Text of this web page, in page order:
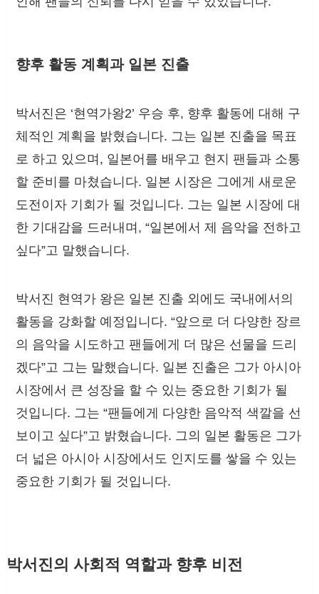
향후 활동 계획과 일본 진출
박서진은 ‘현역가왕2’ 우승 후, 향후 활동에 대해 구
체적인 계획을 밝혔습니다. 그는 일본 진출을 목표
로 하고 있으며, 일본어를 배우고 현지 팬들과 소통
할 준비를 마쳤습니다. 일본 시장은 그에게 새로운
도전이자 기회가 될 것입니다. 그는 일본 시장에 대
한 기대감을 드러내며, “일본에서 제 음악을 전하고
싶다”고 말했습니다.
박서진 현역가 왕은 일본 진출 외에도 국내에서의
활동을 강화할 예정입니다. “앞으로 더 다양한 장르
의 음악을 시도하고 팬들에게 더 많은 선물을 드리
겠다”고 그는 말했습니다. 일본 진출은 그가 아시아
시장에서 큰 성장을 할 수 있는 중요한 기회가 될
것입니다. 그는 “팬들에게 다양한 음악적 색깔을 선
보이고 싶다”고 밝혔습니다. 그의 일본 활동은 그가
더 넓은 아시아 시장에서도 인지도를 쌓을 수 있는
중요한 기회가 될 것입니다.
박서진의 사회적 역할과 향후 비전